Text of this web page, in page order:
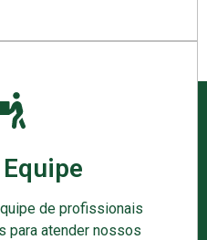
de profissionais
para atender nossos